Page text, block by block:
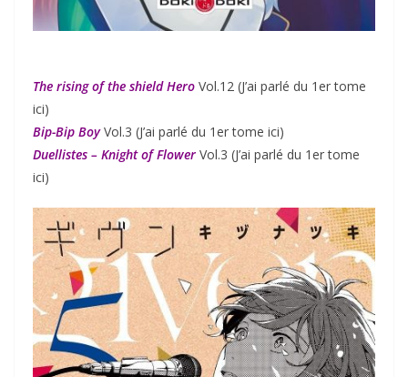
The rising of the shield Hero Vol.12 (J’ai parlé du 1er tome
ici)
Bip-Bip BoyVol.3 (J’ai parlé du 1er tome ici)
Duellistes – Knight of Flower Vol.3 (J’ai parlé du 1er tome
ici)